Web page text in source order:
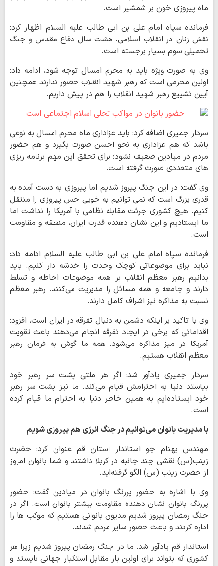
ماه پیروزی خون بر شمشیر است.
فرمانده سپاه امام علی بن ابی طالب علیه السلام اظهار کرد:
نقش زنان در انقلاب اسلامی، هشت سال دفاع مقدس و جنگ
تحمیلی سوم بسیار برجسته است.
وی به صورت ویژه باید به محرم امسال توجه شود، ادامه داد:
اولین محرمی است که رهبر شهید انقلاب حضور ندارند همچنین
آیین تشییع رهبر شهید انقلاب را هم در پیش داریم.
سردار جمیری اضافه کرد: باید عزاداری ماه محرم امسال به نوعی
باشد که هم عزاداری به نحو احسن صورت بگیرد و هم حضور
مردم در میادین ضعیف نشود؛ برای تحقق این مهم برنامه ریزی
های متعددی صورت گرفته است.
وی گفت: در این جنگ پیروز شدیم اما پیروزی به دست آمده به
قدری بزرگ است که نمی توانیم به خوبی حس پیروزی را منتقل
کنیم. هیچ کشوری جرئت مقابله نظامی با آمریکا را نداشت اما
ما ایستادیم و این نشان دهنده قدرت ایران، منطقه و مقاومت
است.
فرمانده سپاه امام علی بن ابی طالب علیه السلام ادامه داد:
نباید برای موضوعاتی کوچک وحدت را خدشه دار کنیم. باید
بدانیم رهبر معظم انقلاب بر همه موضوعات احاطه و تسلط
دارند و جامعه و همه مسائل را مدیریت می‌کنند. رهبر معظم
نسبت به مذاکره نیز اشراف کامل دارند.
وی با تاکید بر اینکه دشمن به دنبال تفرقه در ایران است، افزود:
اقداماتی که برخی در ایجاد تفرقه انجام می‌دهند باعث تقویت
آمریکا در میز مذاکره می‌شود. همه ما گوش به فرمان رهبر
معظم انقلاب هستیم.
سردار جمیری یادآور شد: اگر هر ملتی پشت سر رهبر خود
بیاستد دنیا به احترامش قیام می‌کند. ما نیز پشت سر رهبر
خود ایستاده‌ایم به همین خاطر دنیا به احترام ما قیام کرده
است.
با مدیریت بانوان می‌توانیم در جنگ انرژی هم پیروزی شویم
مهندس بهنام جو استاندار استان قم عنوان کرد: حضرت
زینب(س) نقشی چند جانبه در کربلا داشتند و شما بانوان امروز
از حضرت زینب (س) الگو گرفته‌اید.
وی با اشاره به حضور پررنگ بانوان در میادین گفت: حضور
پررنگ بانوان نشان دهنده مقاومت بیشتر بانوان است. اگر در
جنگ رمضان پیروز شدیم مدیون بانوانی هستیم که موکب ها را
اداره کردند و باعث حضور سایر مردم شدند.
استاندار قم یادآور شد: ما در جنگ رمضان پیروز شدیم زیرا هر
کشوری که بتواند برای اولین بار مقابل استکبار جهانی بایستد و